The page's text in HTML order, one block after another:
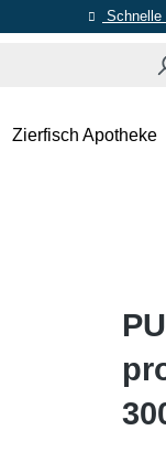
Schnelle
Zierfisch Apotheke